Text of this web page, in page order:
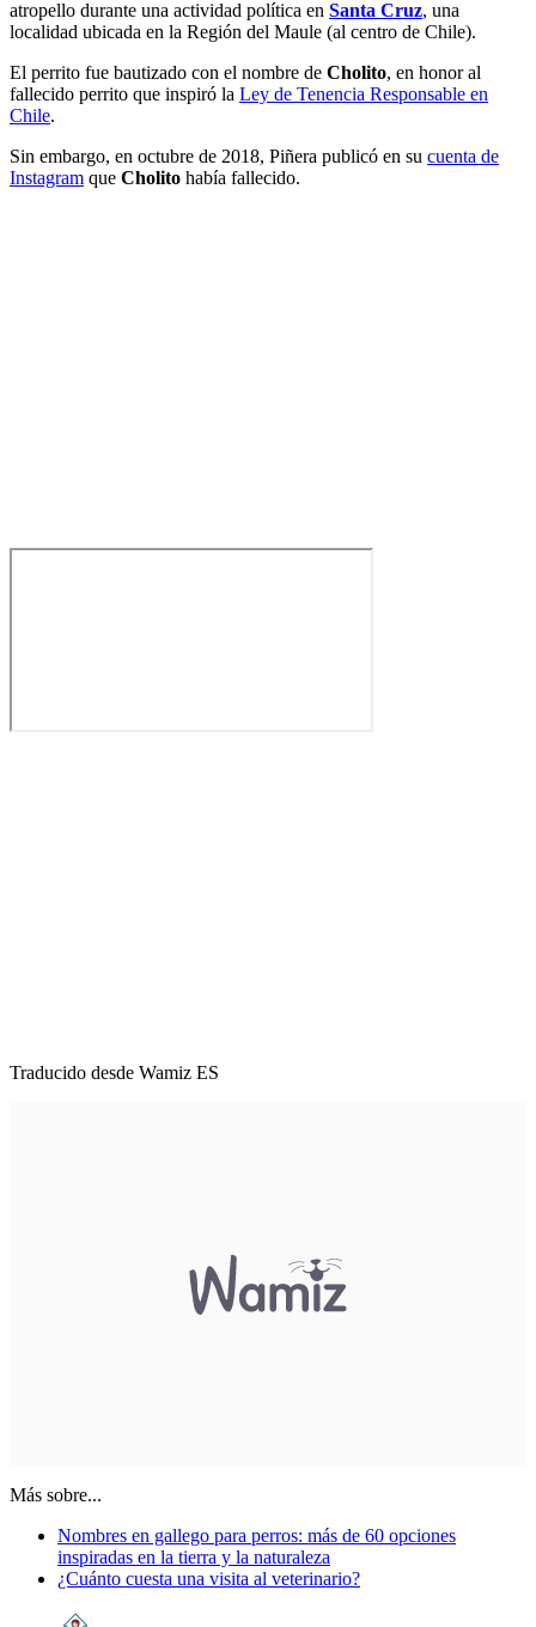
atropello durante una actividad política en Santa Cruz, una
localidad ubicada en la Región del Maule (al centro de Chile).
El perrito fue bautizado con el nombre de Cholito, en honor al
fallecido perrito que inspiró la Ley de Tenencia Responsable en
Chile.
Sin embargo, en octubre de 2018, Piñera publicó en su cuenta de
Instagram que Cholito había fallecido.
Traducido desde Wamiz ES
Más sobre...
Nombres en gallego para perros: más de 60 opciones
inspiradas en la tierra y la naturaleza
¿Cuánto cuesta una visita al veterinario?